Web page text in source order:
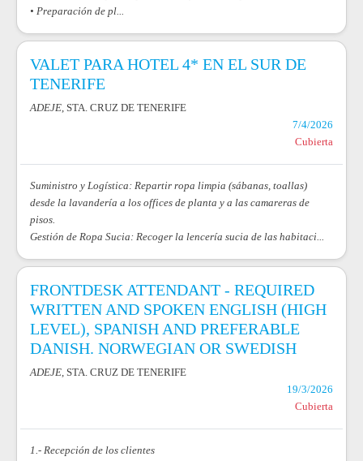
• Preparación de pl...
VALET PARA HOTEL 4* EN EL SUR DE
TENERIFE
ADEJE, STA. CRUZ DE TENERIFE
7/4/2026
Cubierta
Suministro y Logística: Repartir ropa limpia (sábanas, toallas)
desde la lavandería a los offices de planta y a las camareras de
pisos.
Gestión de Ropa Sucia: Recoger la lencería sucia de las habitaci...
FRONTDESK ATTENDANT - REQUIRED
WRITTEN AND SPOKEN ENGLISH (HIGH
LEVEL), SPANISH AND PREFERABLE
DANISH. NORWEGIAN OR SWEDISH
ADEJE, STA. CRUZ DE TENERIFE
19/3/2026
Cubierta
1.- Recepción de los clientes